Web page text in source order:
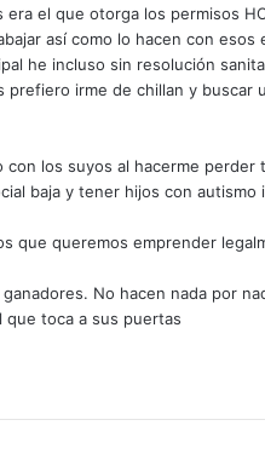
el que otorga los permisos
así como lo hacen con
he incluso sin resolución
prefiero irme de chillan y buscar
con los suyos al hacerme
baja y tener hijos con autismo
que queremos emprender
No hacen nada por
que toca a sus puertas